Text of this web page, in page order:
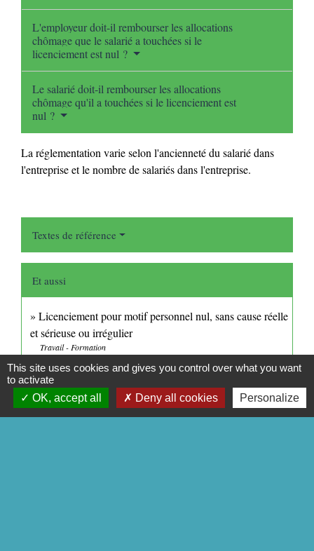
L'employeur doit-il rembourser les allocations
chômage que le salarié a touchées si le
licenciement est nul ?
Le salarié doit-il rembourser les allocations
chômage qu'il a touchées si le licenciement est
nul ?
La réglementation varie selon l'ancienneté du salarié dans
l'entreprise et le nombre de salariés dans l'entreprise.
Textes de référence
Et aussi
Licenciement pour motif personnel nul, sans cause réelle
et sérieuse ou irrégulier
Travail - Formation
Licenciement économique nul, injustifié ou irrégulier
Travail - Formation
Signaler une erreur sur cette page
This site uses cookies and gives you control over what you want
to activate
OK, accept all
Deny all cookies Personalize